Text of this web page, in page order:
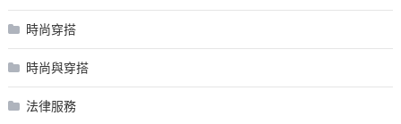
時尚穿搭
時尚與穿搭
法律服務